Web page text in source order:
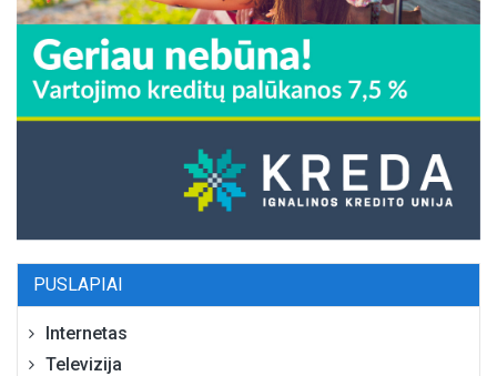
PUSLAPIAI
Internetas
Televizija